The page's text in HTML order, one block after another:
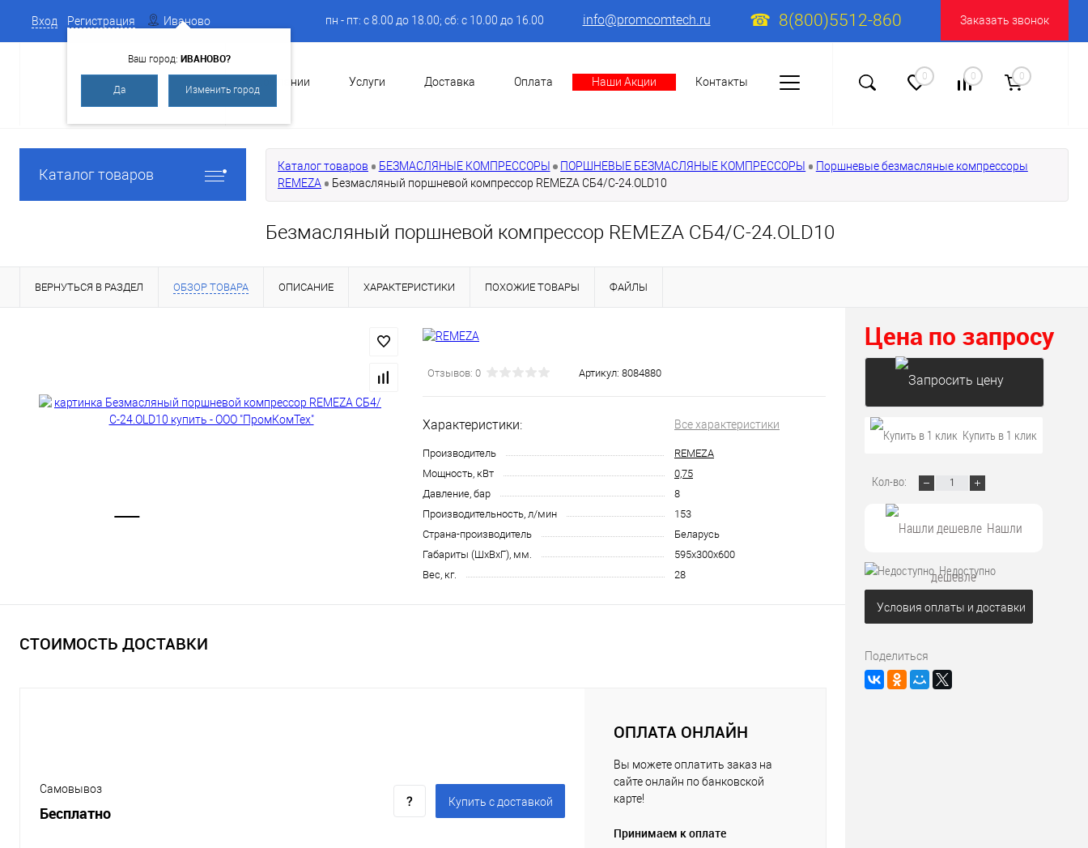
Вход Регистрация Иваново
Ваш город: ИВАНОВО?
Да Изменить город
пн - пт: с 8.00 до 18.00; сб: с 10.00 до 16.00 info@promcomtech.ru 8(800)5512-860 Заказать звонок
О Компании Услуги Доставка Оплата Наши Акции Контакты 0 0 0
Каталог товаров Каталог товаров БЕЗМАСЛЯНЫЕ КОМПРЕССОРЫ ПОРШНЕВЫЕ БЕЗМАСЛЯНЫЕ КОМПРЕССОРЫ
Поршневые безмасляные компрессоры
REMEZA
Безмасляный поршневой компрессор REMEZA СБ4/С-24.OLD10
Безмасляный поршневой компрессор REMEZA СБ4/С-24.OLD10
ВЕРНУТЬСЯ В РАЗДЕЛ ОБЗОР ТОВАРА ОПИСАНИЕ ХАРАКТЕРИСТИКИ ПОХОЖИЕ ТОВАРЫ ФАЙЛЫ
Отзывов: 0 Артикул: 8084880
Характеристики: Все характеристики
Производитель
REMEZA
Мощность, кВт
0,75
Давление, бар
8
Производительность, л/мин
153
Страна-производитель
Беларусь
Габариты (ШхВхГ), мм.
595x300x600
Вес, кг.
28
СТОИМОСТЬ ДОСТАВКИ
Самовывоз
Бесплатно
Купить c доставкой
ОПЛАТА ОНЛАЙН
Вы можете оплатить заказ на
сайте онлайн по банковской
карте!
Принимаем к оплате
Цена по запросу
Запросить цену
Купить в 1 клик
Кол-во:
Нашли
дешевле
Недоступно
Условия оплаты и доставки
Поделиться